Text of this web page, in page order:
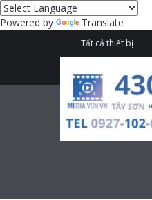
Powered by Translate
Tất cả thiết bị